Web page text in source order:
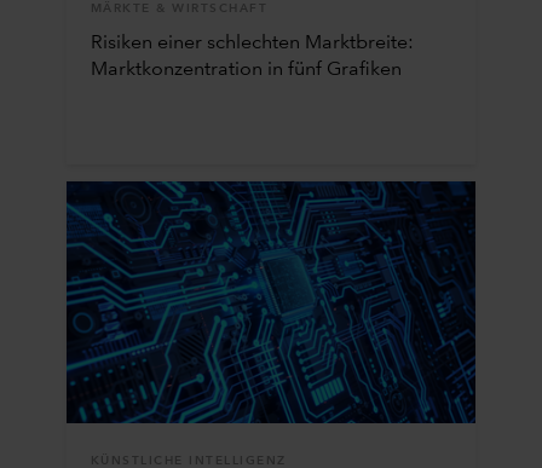
MÄRKTE & WIRTSCHAFT
Risiken einer schlechten Marktbreite:
Marktkonzentration in fünf Grafiken
KÜNSTLICHE INTELLIGENZ